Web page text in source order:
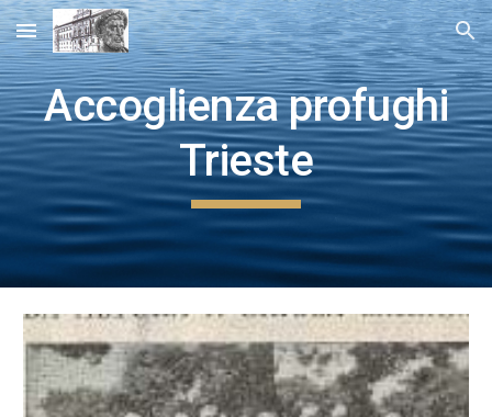
Skip to main content Skip to navigation
Accoglienza profughi
Trieste